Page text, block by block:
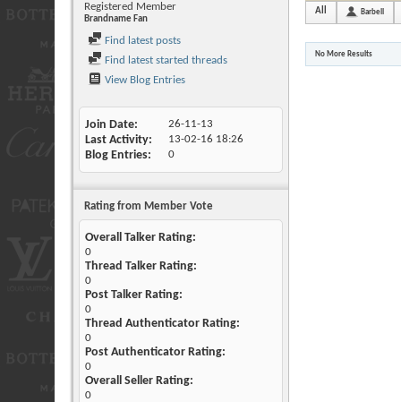
Registered Member
Brandname Fan
Find latest posts
Find latest started threads
View Blog Entries
Join Date 26-11-13
Last Activity 13-02-16 18:26
Blog Entries 0
Rating from Member Vote
Overall Talker Rating:
0
Thread Talker Rating:
0
Post Talker Rating:
0
Thread Authenticator Rating:
0
Post Authenticator Rating:
0
Overall Seller Rating:
0
All Barbell
No More Results